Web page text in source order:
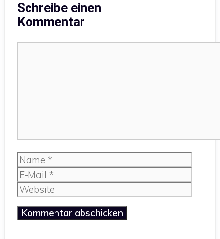
Schreibe einen
Kommentar
Name
E-
Mail
Website